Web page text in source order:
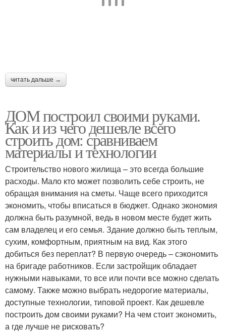
читать дальше →
ДОМ построил своими руками.
Как и из чего дешевле всего
строить дом: сравниваем
материалы и технологии
Строительство нового жилища – это всегда большие
расходы. Мало кто может позволить себе строить, не
обращая внимания на сметы. Чаще всего приходится
экономить, чтобы вписаться в бюджет. Однако экономия
должна быть разумной, ведь в новом месте будет жить
сам владелец и его семья. Здание должно быть теплым,
сухим, комфортным, приятным на вид. Как этого
добиться без переплат? В первую очередь – сэкономить
на бригаде работников. Если застройщик обладает
нужными навыками, то все или почти все можно сделать
самому. Также можно выбрать недорогие материалы,
доступные технологии, типовой проект. Как дешевле
построить дом своими руками? На чем стоит экономить,
а где лучше не рисковать?